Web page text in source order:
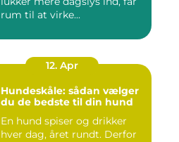
rum til at virke...
12. Apr
Hundeskåle: sådan vælger
du de bedste til din hund
En hund spiser og drikker
hver dag, året rundt. Derfor